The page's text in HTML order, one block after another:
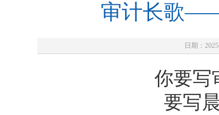
审计长歌
日期：
你要写审
要写晨